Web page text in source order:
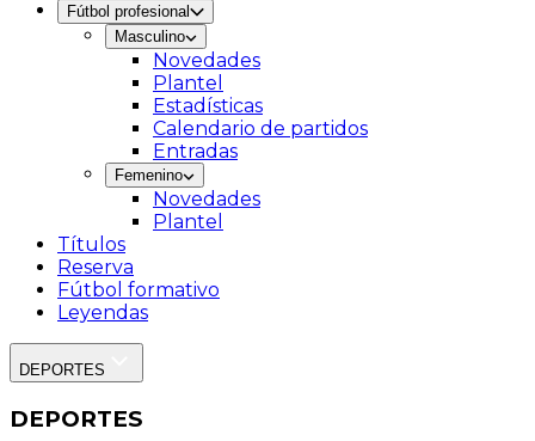
Fútbol profesional
Masculino
Novedades
Plantel
Estadísticas
Calendario de partidos
Entradas
Femenino
Novedades
Plantel
Títulos
Reserva
Fútbol formativo
Leyendas
DEPORTES
DEPORTES